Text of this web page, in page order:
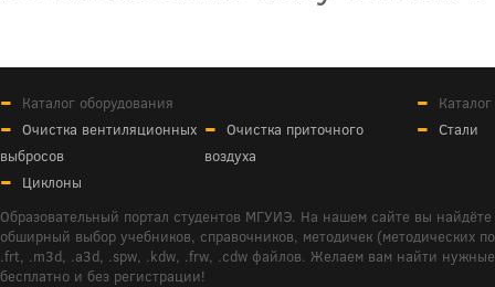
Каталог оборудования
Очистка вентиляционных
выбросов
Очистка приточного
воздуха
Циклоны
Стали
Образовательный портал студентов МГУИЭ. На нашем сайте вы
обширный выбор учебников, справочников, методичек (методических
.frt, .m3d, .a3d, .spw, .kdw, .frw, .cdw файлов. Желаем вам найти
бесплатно и без регистрации!